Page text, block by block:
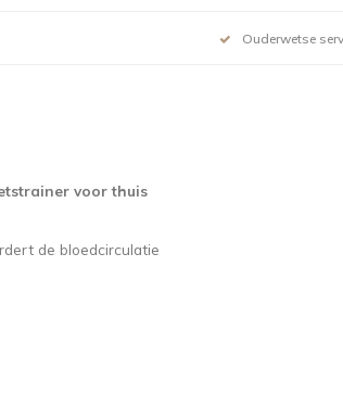
Ouderwetse
voor thuis
de bloedcirculatie